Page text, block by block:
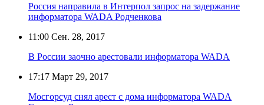
Россия направила в Интерпол запрос на задержание
информатора WADA Родченкова
11:00 Сен. 28, 2017
В России заочно арестовали информатора WADA
17:17 Март 29, 2017
Мосгорсуд снял арест с дома информатора WADA